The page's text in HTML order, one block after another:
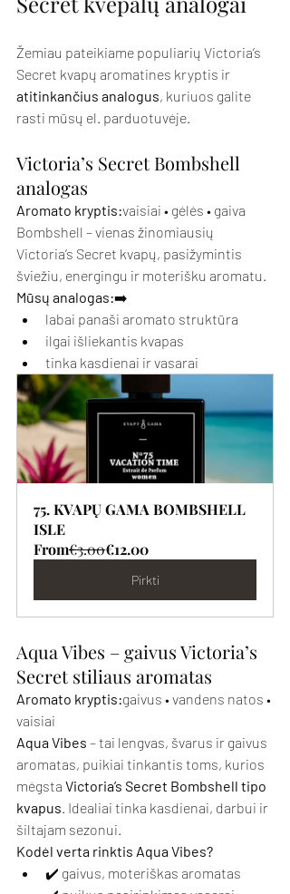
Žemiau pateikiame populiarių Victoria’s
Secret kvapų aromatines kryptis ir
atitinkančius analogus, kuriuos galite
rasti mūsų el. parduotuvėje.
Victoria’s Secret Bombshell
analogas
Aromato kryptis:vaisiai • gėlės • gaiva
Bombshell – vienas žinomiausių
Victoria’s Secret kvapų, pasižymintis
šviežiu, energingu ir moterišku aromatu.
Mūsų analogas:➡️
labai panaši aromato struktūra
ilgai išliekantis kvapas
tinka kasdienai ir vasarai
75. KVAPŲ GAMA BOMBSHELL
ISLE
From€3.00€12.00
Pirkti
Aqua Vibes – gaivus Victoria’s
Secret stiliaus aromatas
Aromato kryptis:gaivus • vandens natos •
vaisiai
Aqua Vibes – tai lengvas, švarus ir gaivus
aromatas, puikiai tinkantis toms, kurios
mėgsta Victoria’s Secret Bombshell tipo
kvapus . Idealiai tinka kasdienai, darbui ir
šiltajam sezonui.
Kodėl verta rinktis Aqua Vibes?
✔️ gaivus, moteriškas aromatas